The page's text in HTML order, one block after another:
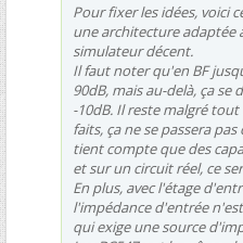
Pour fixer les idées, voici
une architecture adaptée
simulateur décent.
Il faut noter qu'en BF
90dB, mais au-delà, ça se
-10dB. Il reste malgré tout
faits, ça ne se passera
tient compte que des
et sur un circuit réel, ce
En plus, avec l'étage
l'impédance d'entrée
qui exige une source